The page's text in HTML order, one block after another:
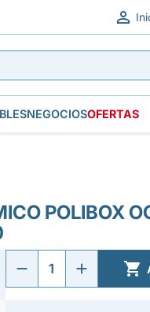

NEGOCIOSOFERTAS
POLIBOX
